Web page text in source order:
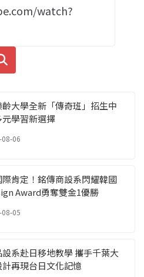
watch?
大學全新「傳奇班」招生中
學習新選擇
06
肯定！銘傳商設系閃耀韓國
Award勇奪雙金1優勝
05
系赴日移地教學 攜手千葉大
再現台日文化記憶